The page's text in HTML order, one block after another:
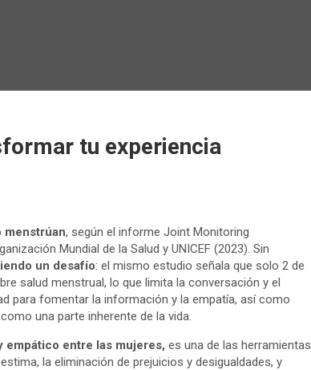
tu experiencia
menstrúan, según el informe Joint Monitoring
Mundial de la Salud y UNICEF (2023). Sin
un desafío: el mismo estudio señala que solo 2 de
salud menstrual, lo que limita la conversación y el
para fomentar la información y la empatía, así como
una parte inherente de la vida.
empático entre las mujeres, es una de las herramientas
la eliminación de prejuicios y desigualdades, y